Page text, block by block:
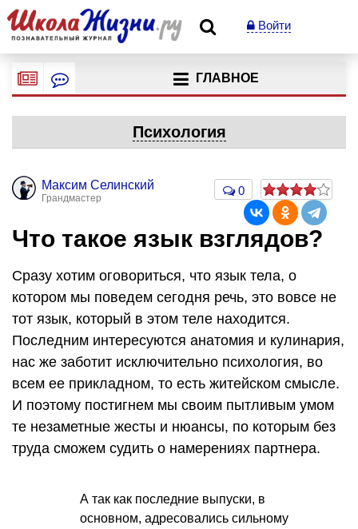
Войти
ГЛАВНОЕ
Психология
Максим Селинский
Грандмастер
0
Что такое язык взглядов?
Сразу хотим оговориться, что язык тела, о
котором мы поведем сегодня речь, это вовсе не
тот язык, который в этом теле находится.
Последним интересуются анатомия и кулинария,
нас же заботит исключительно психология, во
всем ее прикладном, то есть житейском смысле.
И поэтому постигнем мы своим пытливым умом
те незаметные жесты и нюансы, по которым без
труда сможем судить о намерениях партнера.
А так как последние выпуски, в
основном, адресовались сильному